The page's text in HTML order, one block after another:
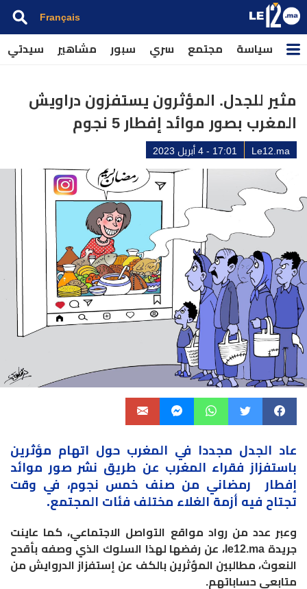
Français
سياسة مجتمع سري سبور مشاهير سيدتي
مثير للجدل. المؤثرون يستفزون دراويش
المغرب بصور موائد إفطار 5 نجوم
Le12.ma 17:01 - 4 أبريل 2023
عاد الجدل مجددا في المغرب حول اتهام مؤثرين
باستفزاز فقراء المغرب عن طريق نشر صور موائد
إفطار رمضاني من صنف خمس نجوم، في وقت
تجتاح فيه أزمة الغلاء مختلف فئات المجتمع.
وعبر عدد من رواد مواقع التواصل الاجتماعي، كما عاينت
جريدة
، عن رفضها لهذا السلوك الذي وصفه بأقدح
النعوث، مطالبين المؤثرين بالكف عن إستفزاز الدروايش من
متابعي حساباتهم.